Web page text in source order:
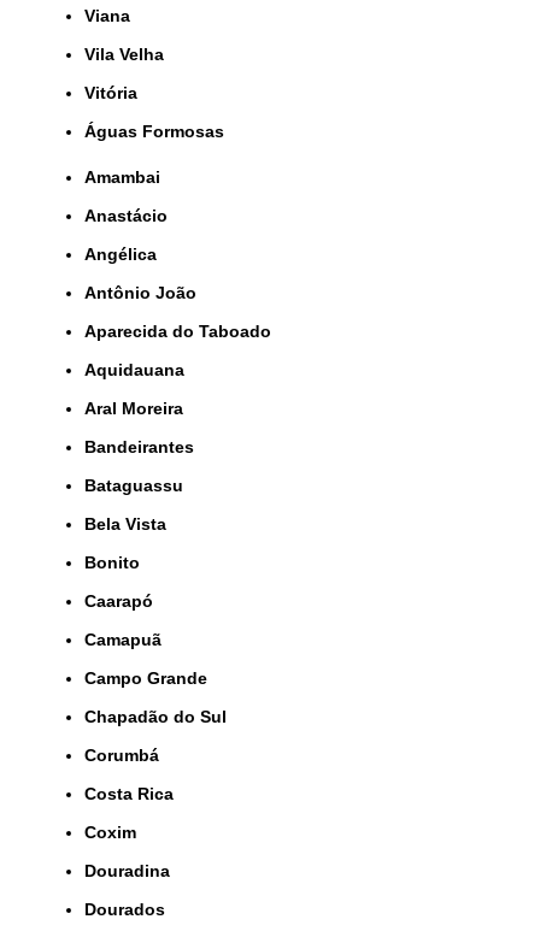
Viana
Vila Velha
Vitória
Águas Formosas
Amambai
Anastácio
Angélica
Antônio João
Aparecida do Taboado
Aquidauana
Aral Moreira
Bandeirantes
Bataguassu
Bela Vista
Bonito
Caarapó
Camapuã
Campo Grande
Chapadão do Sul
Corumbá
Costa Rica
Coxim
Douradina
Dourados